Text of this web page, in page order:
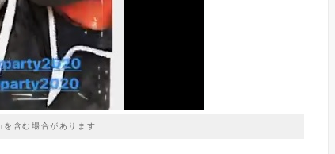
を含む場合があります